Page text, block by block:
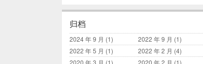
归档
2024 年 9 月 (1) 2022 年 9 月 (1)
2022 年 5 月 (1) 2022 年 2 月 (4)
2020 年 3 月 (1) 2020 年 2 月 (1)